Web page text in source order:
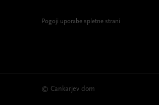
Pogoji uporabe spletne strani
© Cankarjev dom